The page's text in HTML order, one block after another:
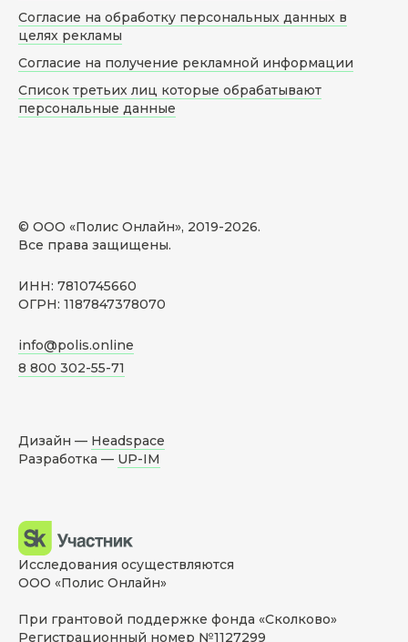
© ООО «Полис Онлайн», 2019-2026.
Все права защищены.
ИНН: 7810745660
ОГРН: 1187847378070
info@polis.online
8 800 302-55-71
Согласие на обработку персональных данных в
целях рекламы
Согласие на получение рекламной информации
Список третьих лиц которые обрабатывают
персональные данные
Дизайн — Headspace
Разработка — UP-IM
Исследования осуществляются
ООО «Полис Онлайн»
При грантовой поддержке фонда «Сколково»
Регистрационный номер №1127299